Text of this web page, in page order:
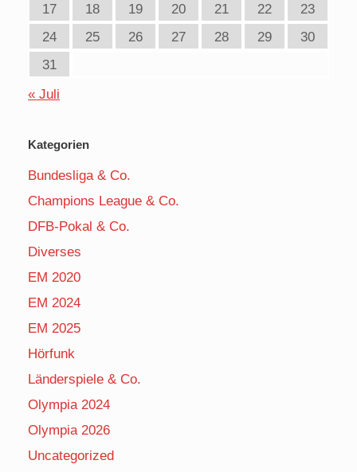
17
18 19 20 21 22
23
24
25 26 27 28 29
30
31
« Juli
Kategorien
Bundesliga & Co.
Champions League & Co.
DFB-Pokal & Co.
Diverses
EM 2020
EM 2024
EM 2025
Hörfunk
Länderspiele & Co.
Olympia 2024
Olympia 2026
Uncategorized